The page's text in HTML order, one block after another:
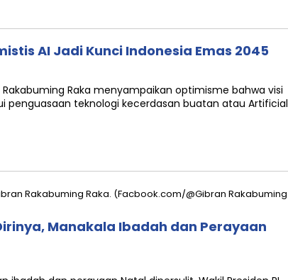
AI Jadi Kunci Indonesia Emas 2045
Rakabuming Raka menyampaikan optimisme bahwa visi
penguasaan teknologi kecerdasan buatan atau Artificial
Manakala Ibadah dan Perayaan